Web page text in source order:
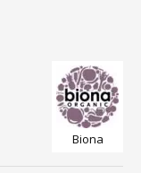
Biona